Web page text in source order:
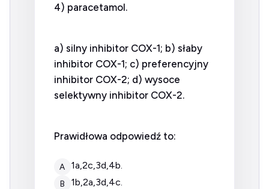
4) paracetamol.
a) silny inhibitor COX-1; b) słaby
inhibitor COX-1; c) preferencyjny
inhibitor COX-2; d) wysoce
selektywny inhibitor COX-2.
Prawidłowa odpowiedź to:
A 1a,2c,3d,4b.
B 1b,2a,3d,4c.